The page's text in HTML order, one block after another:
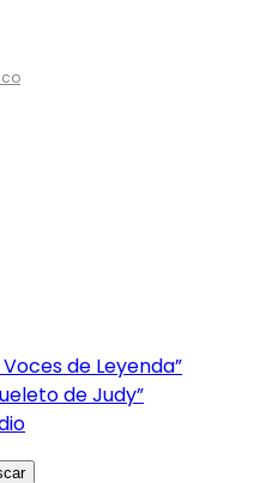
de Leyenda”
de Judy”